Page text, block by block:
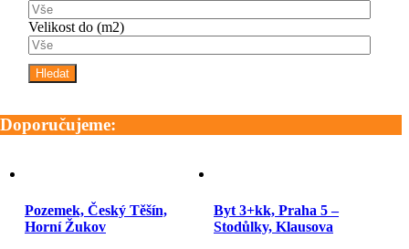
Velikost do (m2)
Doporučujeme:
Pozemek, Český Těšín,
Horní Žukov
Byt 3+kk, Praha 5 –
Stodůlky, Klausova